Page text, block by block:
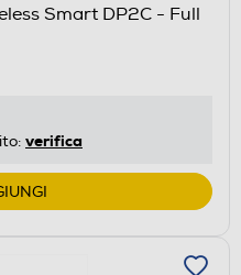
Smart DP2C - Full
verifica